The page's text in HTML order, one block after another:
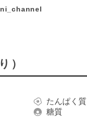
）
たんぱく質
糖質